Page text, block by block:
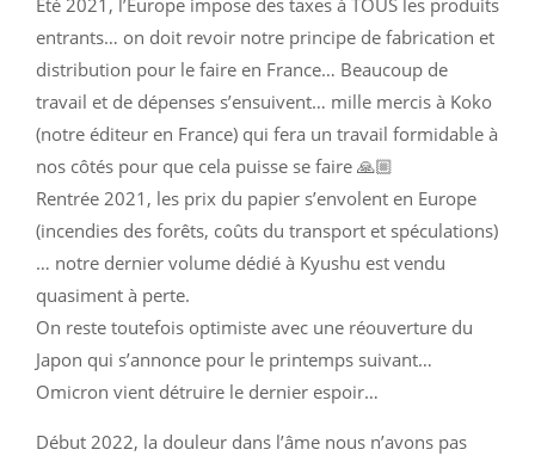
Été 2021, l’Europe impose des taxes à TOUS les produits
entrants… on doit revoir notre principe de fabrication et
distribution pour le faire en France… Beaucoup de
travail et de dépenses s’ensuivent… mille mercis à Koko
(notre éditeur en France) qui fera un travail formidable à
nos côtés pour que cela puisse se faire 🙏🏼
Rentrée 2021, les prix du papier s’envolent en Europe
(incendies des forêts, coûts du transport et spéculations)
… notre dernier volume dédié à Kyushu est vendu
quasiment à perte.
On reste toutefois optimiste avec une réouverture du
Japon qui s’annonce pour le printemps suivant…
Omicron vient détruire le dernier espoir…
Début 2022, la douleur dans l’âme nous n’avons pas